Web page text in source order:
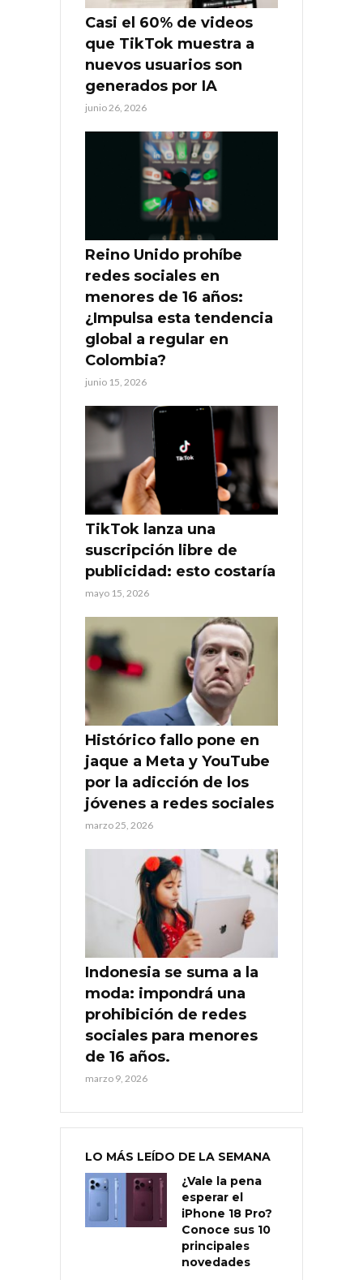
Casi el 60% de videos
que TikTok muestra a
nuevos usuarios son
generados por IA
junio 26, 2026
Reino Unido prohíbe
redes sociales en
menores de 16 años:
¿Impulsa esta tendencia
global a regular en
Colombia?
junio 15, 2026
TikTok lanza una
suscripción libre de
publicidad: esto costaría
mayo 15, 2026
Histórico fallo pone en
jaque a Meta y YouTube
por la adicción de los
jóvenes a redes sociales
marzo 25, 2026
Indonesia se suma a la
moda: impondrá una
prohibición de redes
sociales para menores
de 16 años.
marzo 9, 2026
LO MÁS LEÍDO DE LA SEMANA
¿Vale la pena
esperar el
iPhone 18 Pro?
Conoce sus 10
principales
novedades